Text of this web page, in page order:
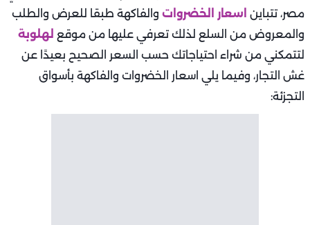
مصر، تتباين اسعار الخضروات والفاكهة طبقا للعرض والطلب
والمعروض من السلع لذلك تعرفي عليها من موقع لهلوبة
لتتمكني من شراء احتياجاتك حسب السعر الصحيح بعيدًا عن
غش التجار، وفيما يلي اسعار الخضروات والفاكهة بأسواق
التجزئة: